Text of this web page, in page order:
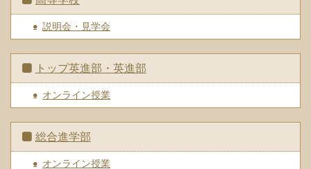
説明会・見学会
トップ英進部・英進部
オンライン授業
総合進学部
オンライン授業